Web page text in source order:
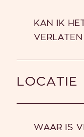
KAN IK
LOCATIE
WAAR IS